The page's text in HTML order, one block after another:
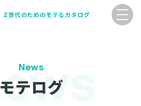
Z世代のためのモテるカタログ
News
モテログ